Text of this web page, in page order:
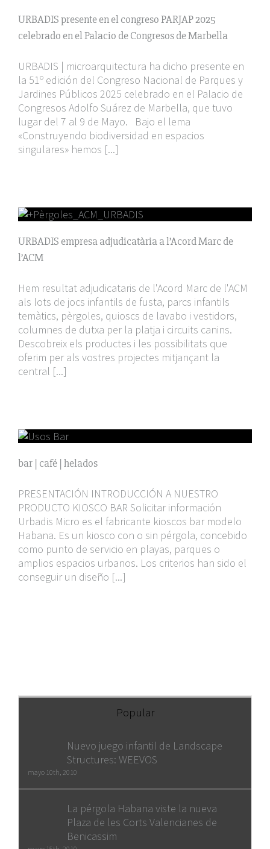
URBADIS presente en el congreso PARJAP 2025
celebrado en el Palacio de Congresos de Marbella
URBADIS | microarquitectura ha dicho presente en
la 51º edición del Congreso Nacional de Parques y
Jardines Públicos 2025 celebrado en el Palacio de
Congresos Adolfo Suárez de Marbella, que tuvo
lugar del 7 al 9 de Mayo. Bajo el lema
«Construyendo biodiversidad en espacios
singulares» hemos [...]
URBADIS empresa adjudicatària a l’Acord Marc de
l’ACM
Hem resultat adjudicataris de l'Acord Marc de l'ACM
als lots de jocs infantils de fusta, parcs infantils
temàtics, pèrgoles, quioscs de lavabo i vestidors,
columnes de dutxa per la platja i circuits canins.
Descobreix els productes i les possibilitats que
oferim per als vostres projectes mitjançant la
central [...]
bar | café | helados
PRESENTACIÓN INTRODUCCIÓN A NUESTRO
PRODUCTO KIOSCO BAR Solicitar información
Urbadis Micro es el fabricante kioscos bar modelo
Habana. Es un kiosco con o sin pérgola, concebido
como punto de servicio en playas, parques o
amplios espacios urbanos. Los criterios han sido el
conseguir un diseño [...]
Popular
Nuevo juego infantil de Landscape
Structures: WEEVOS
mayo 10th, 2010
La pérgola Habana viste la nueva
Plaza de les Corts Valencianes de
Benicassim